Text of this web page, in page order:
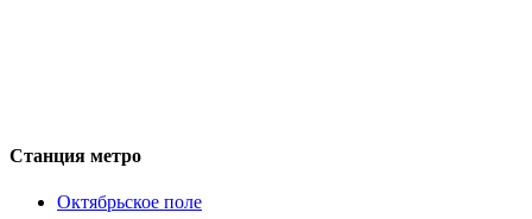
Станция метро
Октябрьское поле